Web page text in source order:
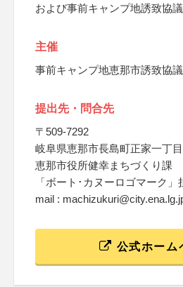
および事前キャンプ地誘致協
主催
事前キャンプ地恵那市誘致協
提出先・問合先
〒509-7292
岐阜県恵那市長島町正家一丁
恵那市役所健幸まちづくり課
「ボート･カヌーロゴマーク」
mail :
公式ホーム